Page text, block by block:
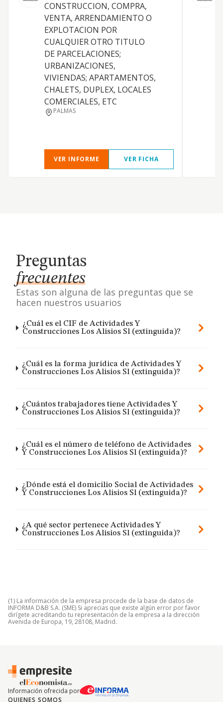
CONSTRUCCION, COMPRA,
VENTA, ARRENDAMIENTO O
EXPLOTACION POR
CUALQUIER OTRO TITULO
DE PARCELACIONES;
URBANIZACIONES,
VIVIENDAS; APARTAMENTOS,
CHALETS, DUPLEX, LOCALES
COMERCIALES, ETC
PALMAS
VER INFORME VER FICHA
Preguntas
frecuentes
Estas son alguna de las preguntas que se
hacen nuestros usuarios
¿Cuál es el CIF de Actividades Y
Construcciones Los Alisios Sl (extinguida)?
¿Cuál es la forma jurídica de Actividades Y
Construcciones Los Alisios Sl (extinguida)?
¿Cuántos trabajadores tiene Actividades Y
Construcciones Los Alisios Sl (extinguida)?
¿Cuál es el número de teléfono de Actividades
Y Construcciones Los Alisios Sl (extinguida)?
¿Dónde está el domicilio Social de Actividades
Y Construcciones Los Alisios Sl (extinguida)?
¿A qué sector pertenece Actividades Y
Construcciones Los Alisios Sl (extinguida)?
(1) La información de la empresa procede de la base de datos de
INFORMA D&B S.A. (SME) Si aprecias que existe algún error por favor
dirígete acreditando tu representación de la empresa a la dirección
Avenida de Europa, 19, 28108, Madrid.
Información ofrecida por
QUIENES SOMOS